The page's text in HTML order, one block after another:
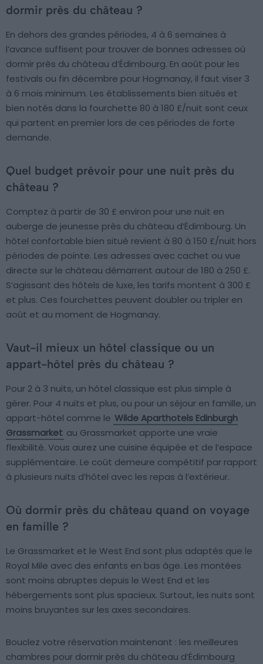
dormir près du château ?
En dehors des grandes périodes, 4 à 6 semaines à
l’avance suffisent pour trouver de bonnes adresses où
dormir près du château d’Édimbourg. En août pour les
festivals ou fin décembre pour Hogmanay, il faut viser 3
à 6 mois minimum. Les établissements bien situés et
bien notés dans la fourchette 80 à 180 £/nuit sont ceux
qui partent en premier lors de ces périodes de forte
demande.
Quel budget prévoir pour une nuit près du
château ?
Comptez à partir de 30 £ environ pour une nuit en
auberge de jeunesse près du château d’Édimbourg. Un
hôtel confortable bien situé revient à 80 à 150 £/nuit hors
périodes de pointe. Les adresses avec cachet ou vue
directe sur le château démarrent autour de 180 à 250 £.
S’agissant des hôtels de luxe, les tarifs montent à 300 £
et plus. Ces fourchettes peuvent doubler ou tripler en
août et au moment de Hogmanay.
Vaut-il mieux un hôtel classique ou un
appart-hôtel près du château ?
Pour 2 à 3 nuits, un hôtel classique est plus simple à
gérer. Pour 4 nuits et plus, ou pour un séjour en famille, un
appart-hôtel comme le Wilde Aparthotels Edinburgh
Grassmarket au Grassmarket apporte une vraie
flexibilité. Vous aurez une cuisine équipée et de l’espace
supplémentaire. Le coût demeure compétitif par rapport
à plusieurs nuits d’hôtel avec les repas à l’extérieur.
Où dormir près du château quand on voyage
en famille ?
Le Grassmarket et le West End sont plus adaptés que le
Royal Mile avec des enfants en bas âge. Les montées
sont moins abruptes depuis le West End et les
hébergements sont plus spacieux. Surtout, les nuits sont
moins bruyantes sur les axes secondaires.
Bouclez votre réservation maintenant : les meilleures
chambres pour dormir près du château d’Édimbourg